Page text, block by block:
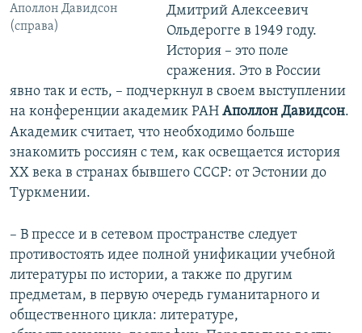
Аполлон Давидсон
(справа)
Дмитрий Алексеевич
Ольдерогге в 1949 году.
История – это поле
сражения. Это в России
явно так и есть, – подчеркнул в своем выступлении
на конференции академик РАН Аполлон Давидсон.
Академик считает, что необходимо больше
знакомить россиян с тем, как освещается история
XX века в странах бывшего СССР: от Эстонии до
Туркмении.
– В прессе и в сетевом пространстве следует
противостоять идее полной унификации учебной
литературы по истории, а также по другим
предметам, в первую очередь гуманитарного и
общественного цикла: литературе,